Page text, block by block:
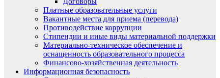
Платные образовательные услуги
Вакантные места для приема (перевода)
Противодействие коррупции
Стипендии и иные виды материальной поддержки
Материально-техническое обеспечение и
оснащенность образовательного процесса
Финансово-хозяйственная деятельность
Информационная безопасность